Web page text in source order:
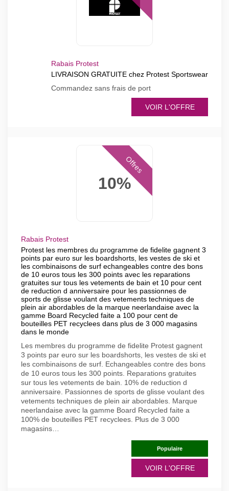
Rabais Protest
LIVRAISON GRATUITE chez Protest Sportswear
Commandez sans frais de port
VOIR L'OFFRE
10%
Offres
Rabais Protest
Protest les membres du programme de fidelite gagnent 3
points par euro sur les boardshorts, les vestes de ski et
les combinaisons de surf echangeables contre des bons
de 10 euros tous les 300 points avec les reparations
gratuites sur tous les vetements de bain et 10 pour cent
de reduction d anniversaire pour les passionnes de
sports de glisse voulant des vetements techniques de
plein air abordables de la marque neerlandaise avec la
gamme Board Recycled faite a 100 pour cent de
bouteilles PET recyclees dans plus de 3 000 magasins
dans le monde
Les membres du programme de fidelite Protest gagnent
3 points par euro sur les boardshorts, les vestes de ski et
les combinaisons de surf. Echangeables contre des bons
de 10 euros tous les 300 points. Reparations gratuites
sur tous les vetements de bain. 10% de reduction d
anniversaire. Passionnes de sports de glisse voulant des
vetements techniques de plein air abordables. Marque
neerlandaise avec la gamme Board Recycled faite a
100% de bouteilles PET recyclees. Plus de 3 000
magasins…
Populaire
VOIR L'OFFRE